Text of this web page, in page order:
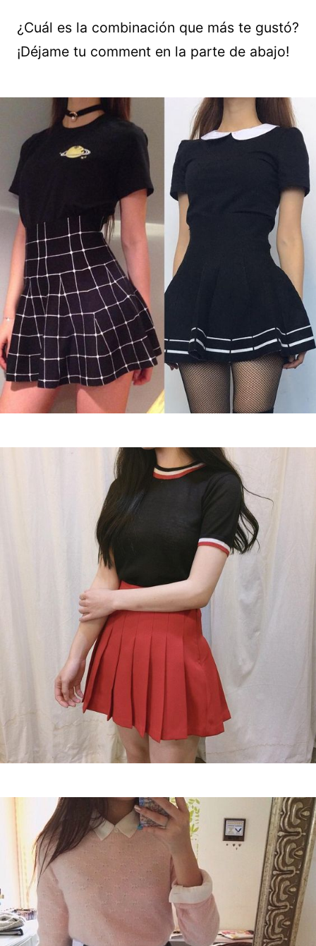
¿Cuál es la combinación que más te gustó?
¡Déjame tu comment en la parte de abajo!